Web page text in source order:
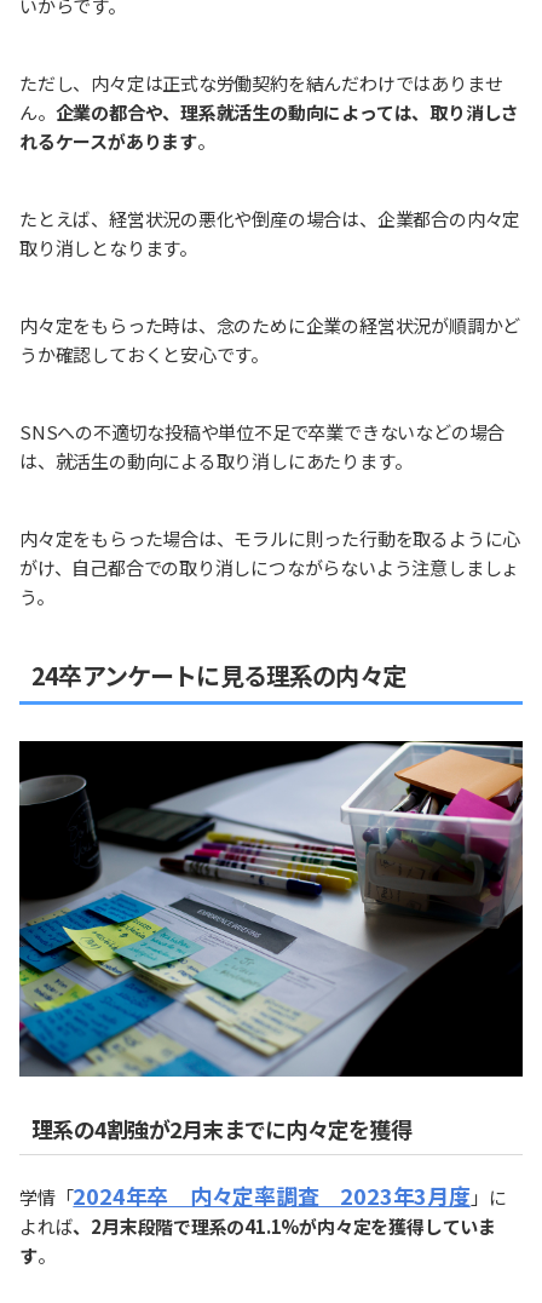
いからです。
ただし、内々定は正式な労働契約を結んだわけではありませ
ん。 企業の都合や、理系就活生の動向によっては、取り消しさ
れるケースがあります。
たとえば、経営状況の悪化や倒産の場合は、企業都合の内々定
取り消しとなります。
内々定をもらった時は、念のために企業の経営状況が順調かど
うか確認しておくと安心です。
SNSへの不適切な投稿や単位不足で卒業できないなどの場合
は、就活生の動向による取り消しにあたります。
内々定をもらった場合は、モラルに則った行動を取るように心
がけ、自己都合での取り消しにつながらないよう注意しましょ
う。
24卒アンケートに見る理系の内々定
理系の4割強が2月末までに内々定を獲得
学情「2024年卒 内々定率調査 2023年3月度」に
よれば、2月末段階で理系の41.1%が内々定を獲得していま
す。